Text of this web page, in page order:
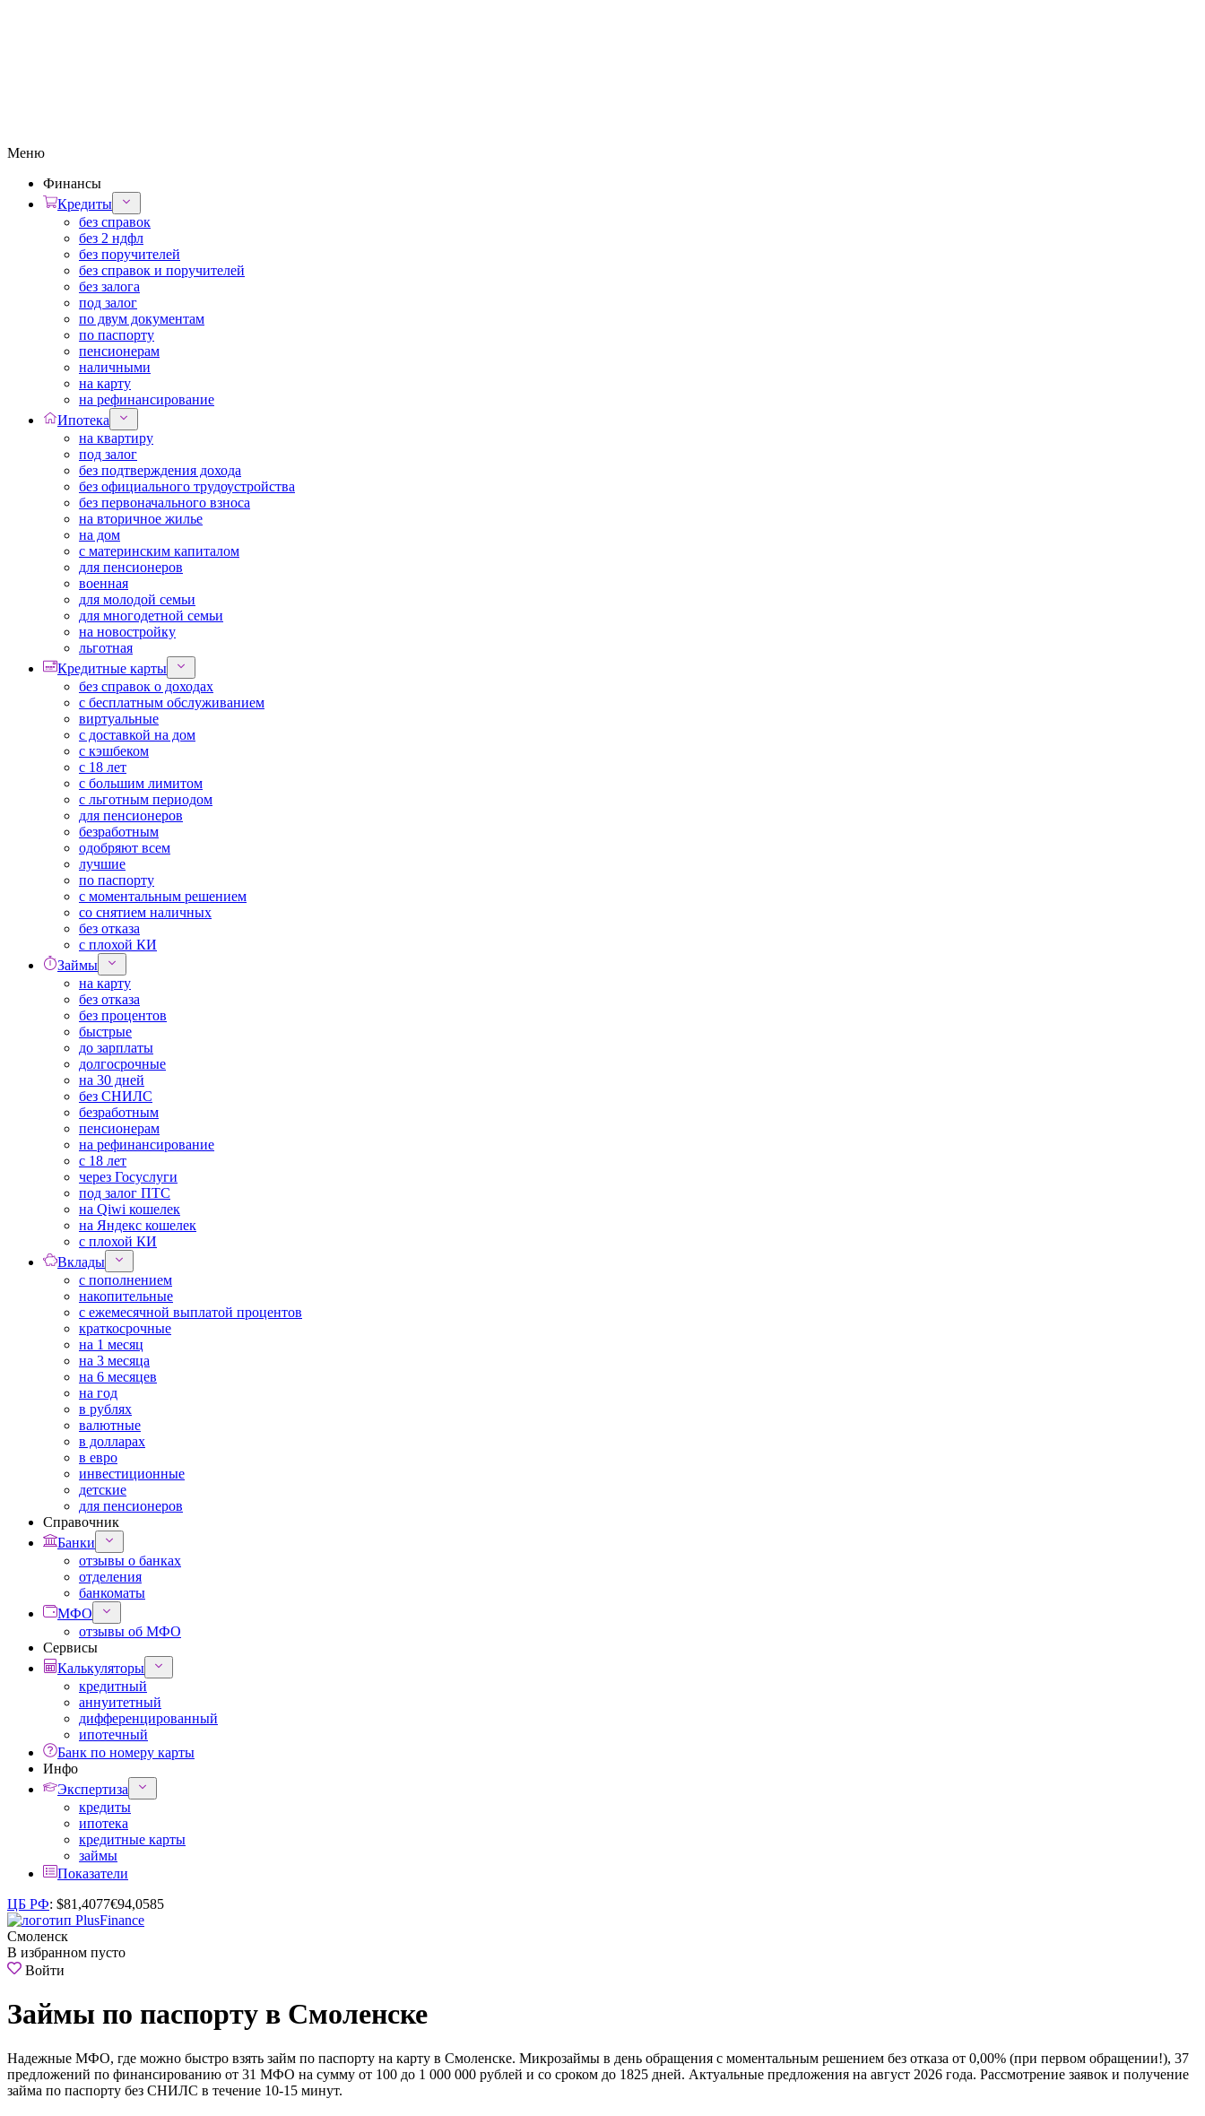
Меню
Финансы
Кредиты
без справок
без 2 ндфл
без поручителей
без справок и поручителей
без залога
под залог
по двум документам
по паспорту
пенсионерам
наличными
на карту
на рефинансирование
Ипотека
на квартиру
под залог
без подтверждения дохода
без официального трудоустройства
без первоначального взноса
на вторичное жилье
на дом
с материнским капиталом
для пенсионеров
военная
для молодой семьи
для многодетной семьи
на новостройку
льготная
Кредитные карты
без справок о доходах
с бесплатным обслуживанием
виртуальные
с доставкой на дом
с кэшбеком
с 18 лет
с большим лимитом
с льготным периодом
для пенсионеров
безработным
одобряют всем
лучшие
по паспорту
с моментальным решением
со снятием наличных
без отказа
с плохой КИ
Займы
на карту
без отказа
без процентов
быстрые
до зарплаты
долгосрочные
на 30 дней
без СНИЛС
безработным
пенсионерам
на рефинансирование
с 18 лет
через Госуслуги
под залог ПТС
на Qiwi кошелек
на Яндекс кошелек
с плохой КИ
Вклады
с пополнением
накопительные
с ежемесячной выплатой процентов
краткосрочные
на 1 месяц
на 3 месяца
на 6 месяцев
на год
в рублях
валютные
в долларах
в евро
инвестиционные
детские
для пенсионеров
Справочник
Банки
отзывы о банках
отделения
банкоматы
МФО
отзывы об МФО
Сервисы
Калькуляторы
кредитный
аннуитетный
дифференцированный
ипотечный
Банк по номеру карты
Инфо
Экспертиза
кредиты
ипотека
кредитные карты
займы
Показатели
ЦБ РФ: $81,4077€94,0585
Смоленск
В избранном пусто
Войти
Займы по паспорту в Смоленске
Надежные МФО, где можно быстро взять займ по паспорту на карту в Смоленске. Микрозаймы в день обращения с моментальным решением без отказа от 0,00% (при первом обращении!), 37
предложений по финансированию от 31 МФО на сумму от 100 до 1 000 000 рублей и со сроком до 1825 дней. Актуальные предложения на август 2026 года. Рассмотрение заявок и получение
займа по паспорту без СНИЛС в течение 10-15 минут.